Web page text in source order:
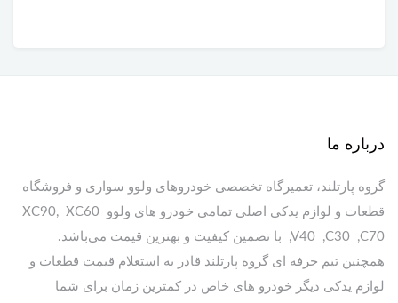
درباره ما
گروه پارتلند، تعمیرگاه تخصصی خودروهای ولوو سواری و فروشگاه
قطعات و لوازم یدکی اصلی تمامی خودرو های ولوو XC90, XC60
,V40 ,C30 ,C70 با تضمین کیفیت و بهترین قیمت می‌باشد.
همچنین تیم حرفه ای گروه پارتلند قادر به استعلام قیمت قطعات و
لوازم یدکی دیگر خودرو های خاص در کمترین زمان برای شما